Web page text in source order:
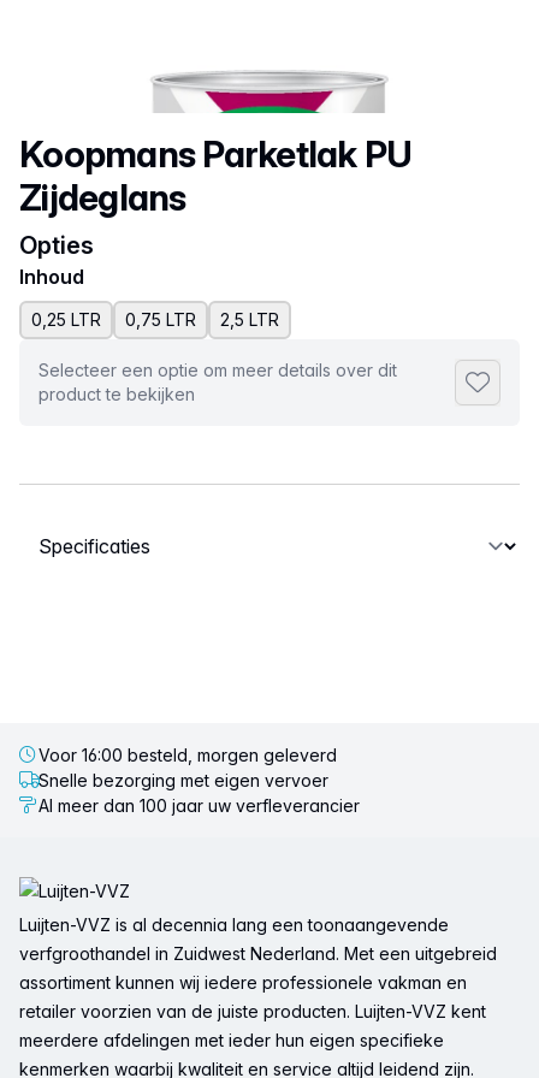
Productnaam
Koopmans Parketlak PU
Zijdeglans
Opties
Inhoud
0,25 LTR 0,75 LTR 2,5 LTR
Selecteer een optie om meer details over dit
product te bekijken
Selecteer een tabblad
Voor 16:00 besteld, morgen geleverd
Snelle bezorging met eigen vervoer
Al meer dan 100 jaar uw verfleverancier
Luijten-VVZ is al decennia lang een toonaangevende
verfgroothandel in Zuidwest Nederland. Met een uitgebreid
assortiment kunnen wij iedere professionele vakman en
retailer voorzien van de juiste producten. Luijten-VVZ kent
meerdere afdelingen met ieder hun eigen specifieke
kenmerken waarbij kwaliteit en service altijd leidend zijn.